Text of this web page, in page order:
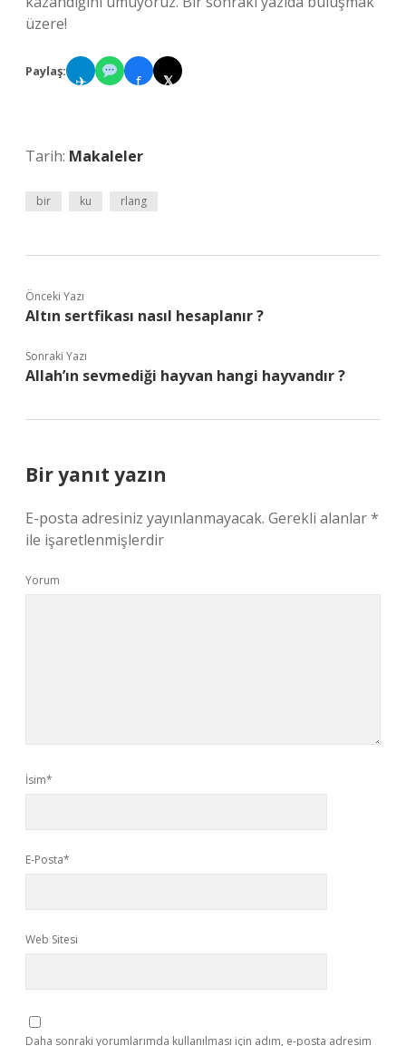
üzere!
Paylaş:
✈ f 𝕏
Tarih: Makaleler
bir ku rlang
Önceki Yazı
Altın sertfikası nasıl hesaplanır ?
Sonraki Yazı
Allah’ın sevmediği hayvan hangi hayvandır ?
Bir yanıt yazın
E-posta adresiniz yayınlanmayacak. Gerekli alanlar*
ile işaretlenmişlerdir
Yorum
İsim*
E-Posta*
Web Sitesi
Daha sonraki yorumlarımda kullanılması için adım, e-posta adresim